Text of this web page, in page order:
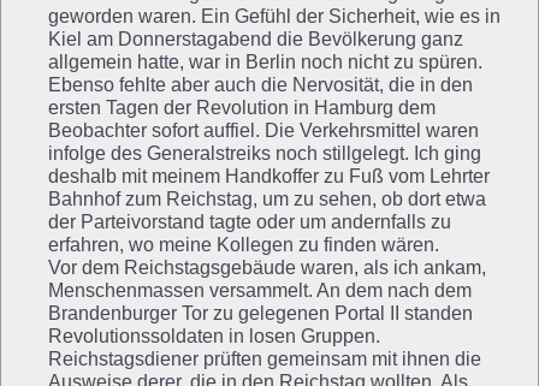
geworden waren. Ein Gefühl der Sicherheit, wie es in
Kiel am Donnerstagabend die Bevölkerung ganz
allgemein hatte, war in Berlin noch nicht zu spüren.
Ebenso fehlte aber auch die Nervosität, die in den
ersten Tagen der Revolution in Hamburg dem
Beobachter sofort auffiel. Die Verkehrsmittel waren
infolge des Generalstreiks noch stillgelegt. Ich ging
deshalb mit meinem Handkoffer zu Fuß vom Lehrter
Bahnhof zum Reichstag, um zu sehen, ob dort etwa
der Parteivorstand tagte oder um andernfalls zu
erfahren, wo meine Kollegen zu finden wären.
Vor dem Reichstagsgebäude waren, als ich ankam,
Menschenmassen versammelt. An dem nach dem
Brandenburger Tor zu gelegenen Portal II standen
Revolutionssoldaten in losen Gruppen.
Reichstagsdiener prüften gemeinsam mit ihnen die
Ausweise derer, die in den Reichstag wollten. Als